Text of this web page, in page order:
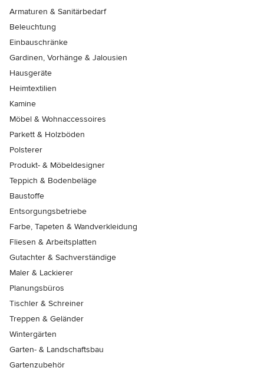
Armaturen & Sanitärbedarf
Beleuchtung
Einbauschränke
Gardinen, Vorhänge & Jalousien
Hausgeräte
Heimtextilien
Kamine
Möbel & Wohnaccessoires
Parkett & Holzböden
Polsterer
Produkt- & Möbeldesigner
Teppich & Bodenbeläge
Baustoffe
Entsorgungsbetriebe
Farbe, Tapeten & Wandverkleidung
Fliesen & Arbeitsplatten
Gutachter & Sachverständige
Maler & Lackierer
Planungsbüros
Tischler & Schreiner
Treppen & Geländer
Wintergärten
Garten- & Landschaftsbau
Gartenzubehör